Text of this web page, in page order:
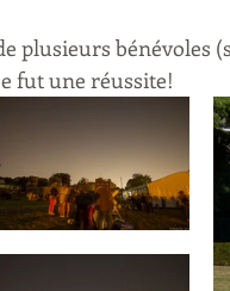
plusieurs bénévoles
fut une réussite!